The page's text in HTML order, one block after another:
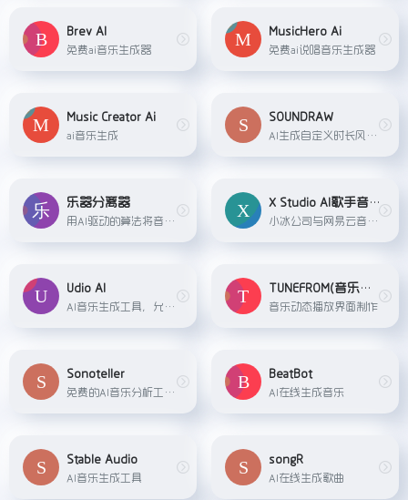
Brev AI
免费ai音乐生成器
MusicHero Ai
免费ai说唱音乐生成器
Music Creator Ai
ai音乐生成
SOUNDRAW
AI生成自定义时长风格的纯音乐
乐器分离器
用AI驱动的算法将音乐分割成不同的部分
X Studio AI歌手音乐创作软件
小冰公司与网易云音乐联合推出的AI歌手音乐创作软件。这个平台包含了十余位各具特色的人工智能歌手，他们可以7*24小时在线，随时准备为用户演唱音乐作品。X Studio采用了全新的流...
Udio AI
AI音乐生成工具，允许用户快速生成符合自己音乐风格喜好的高质量音乐作品，Udio特别强调在合成人声中捕捉情感的能力。
TUNEFROM(音乐播放界面动态制作)
音乐动态播放界面制作
Sonoteller
免费的AI音乐分析工具，可以分析出音乐的风格、使用的乐器、歌词大意等多个角度的内容。
BeatBot
AI在线生成音乐
Stable Audio
AI音乐生成工具
songR
AI在线生成歌曲